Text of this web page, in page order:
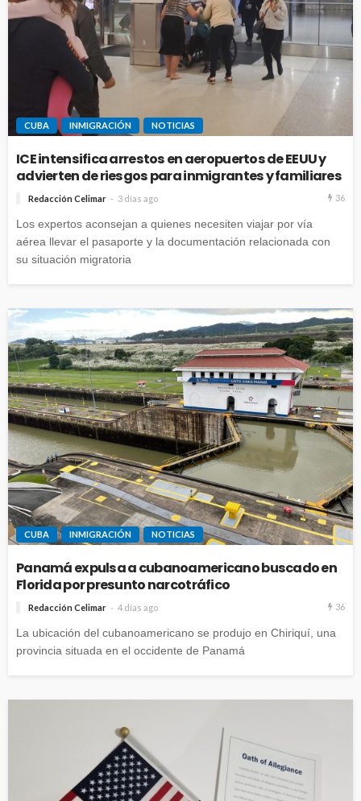
CUBA INMIGRACIÓN NOTICIAS
ICE intensifica arrestos en aeropuertos de EEUU y
advierten de riesgos para inmigrantes y familiares
Redacción Celimar 3 días ago 36
Los expertos aconsejan a quienes necesiten viajar por vía
aérea llevar el pasaporte y la documentación relacionada con
su situación migratoria
CUBA INMIGRACIÓN NOTICIAS
Panamá expulsa a cubanoamericano buscado en
Florida por presunto narcotráfico
Redacción Celimar 4 días ago 36
La ubicación del cubanoamericano se produjo en Chiriquí, una
provincia situada en el occidente de Panamá